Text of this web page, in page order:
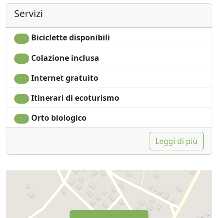
Servizi
Biciclette disponibili
Colazione inclusa
Internet gratuito
Itinerari di ecoturismo
Orto biologico
Leggi di più